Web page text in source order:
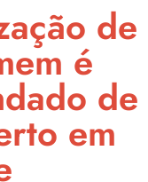
de
é
de
em